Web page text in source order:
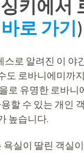
키에서
로 가기)
로 알려진 이 야
도 로바니에미까
로 유명한 로바니
할 수 있는 개인
높습니다.
실이 딸린 객실